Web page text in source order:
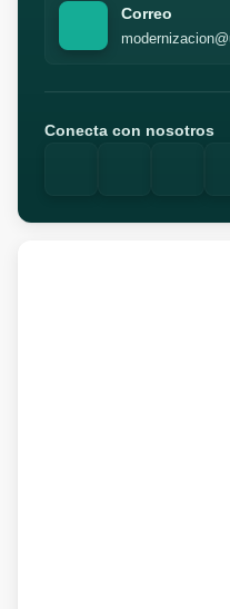
Correo
Conecta con nosotros